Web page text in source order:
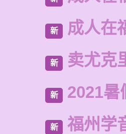
新 成人在
新 卖尤克
新 2021暑
新 福州学